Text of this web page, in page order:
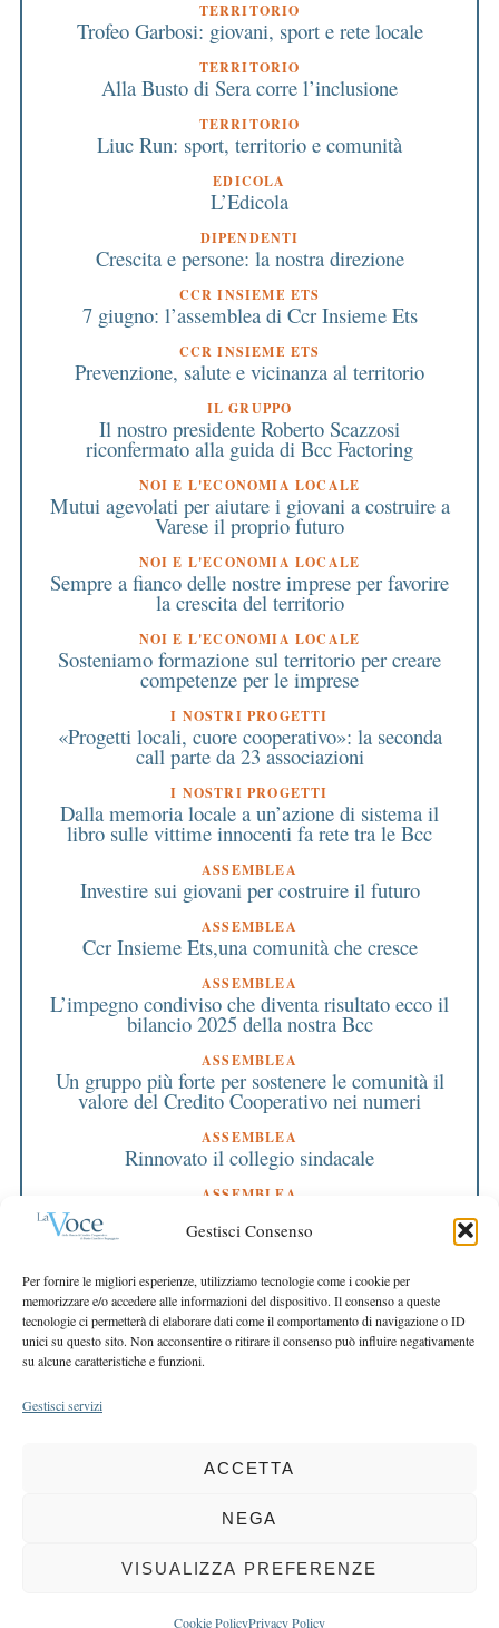
Gestisci Consenso
Per fornire le migliori esperienze, utilizziamo tecnologie come i cookie per
memorizzare e/o accedere alle informazioni del dispositivo. Il consenso a queste
tecnologie ci permetterà di elaborare dati come il comportamento di navigazione o ID
unici su questo sito. Non acconsentire o ritirare il consenso può influire negativamente
su alcune caratteristiche e funzioni.
Gestisci servizi
ACCETTA
NEGA
VISUALIZZA PREFERENZE
Cookie PolicyPrivacy Policy
TERRITORIO
Trofeo Garbosi: giovani, sport e rete locale
TERRITORIO
Alla Busto di Sera corre l’inclusione
TERRITORIO
Liuc Run: sport, territorio e comunità
EDICOLA
L’Edicola
DIPENDENTI
Crescita e persone: la nostra direzione
CCR INSIEME ETS
7 giugno: l’assemblea di Ccr Insieme Ets
CCR INSIEME ETS
Prevenzione, salute e vicinanza al territorio
IL GRUPPO
Il nostro presidente Roberto Scazzosi
riconfermato alla guida di Bcc Factoring
NOI E L'ECONOMIA LOCALE
Mutui agevolati per aiutare i giovani a costruire a
Varese il proprio futuro
NOI E L'ECONOMIA LOCALE
Sempre a fianco delle nostre imprese per favorire
la crescita del territorio
NOI E L'ECONOMIA LOCALE
Sosteniamo formazione sul territorio per creare
competenze per le imprese
I NOSTRI PROGETTI
«Progetti locali, cuore cooperativo»: la seconda
call parte da 23 associazioni
I NOSTRI PROGETTI
Dalla memoria locale a un’azione di sistema il
libro sulle vittime innocenti fa rete tra le Bcc
ASSEMBLEA
Investire sui giovani per costruire il futuro
ASSEMBLEA
Ccr Insieme Ets,una comunità che cresce
ASSEMBLEA
L’impegno condiviso che diventa risultato ecco il
bilancio 2025 della nostra Bcc
ASSEMBLEA
Un gruppo più forte per sostenere le comunità il
valore del Credito Cooperativo nei numeri
ASSEMBLEA
Rinnovato il collegio sindacale
ASSEMBLEA
Bilancio approvato all’unanimità e 2 milioni
destinati al territorio
EDITORIALE DIRETTORE
Crescere restando riconoscibili
EDITORIALE PRESIDENTE
Costruire futuro insieme
COPYRIGHT 2025 LA VOCE |PRIVACY
BCC DI BUSTO GAROLFO E BUGUGGIATE